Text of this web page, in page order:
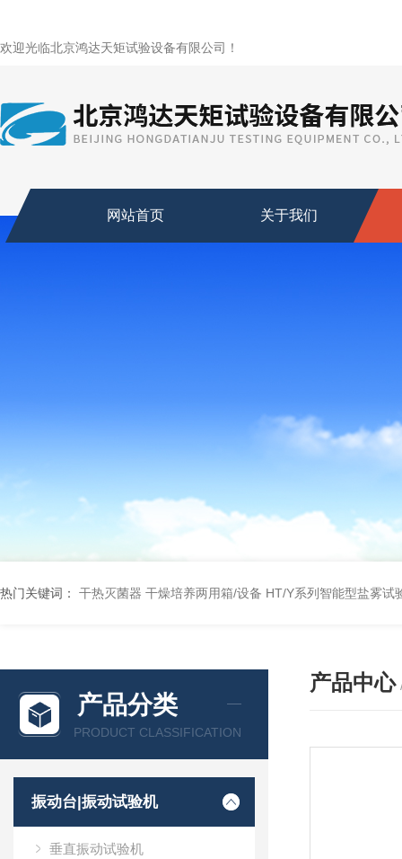
欢迎光临北京鸿达天矩试验设备有限公司！
网站首页 关于我们
热门关键词： 干热灭菌器 干燥培养两用箱/设备 HT/Y系列智能型盐雾试
产品分类
PRODUCT CLASSIFICATION
振动台|振动试验机
垂直振动试验机
产品中心